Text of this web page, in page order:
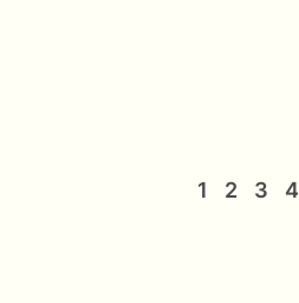
1 2 3 4